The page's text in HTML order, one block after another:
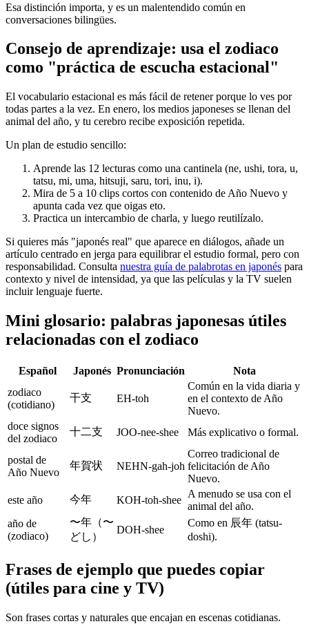
Esa distinción importa, y es un malentendido común en
conversaciones bilingües.
Consejo de aprendizaje: usa el zodiaco
como "práctica de escucha estacional"
El vocabulario estacional es más fácil de retener porque lo ves por
todas partes a la vez. En enero, los medios japoneses se llenan del
animal del año, y tu cerebro recibe exposición repetida.
Un plan de estudio sencillo:
Aprende las 12 lecturas como una cantinela (ne, ushi, tora, u,
tatsu, mi, uma, hitsuji, saru, tori, inu, i).
Mira de 5 a 10 clips cortos con contenido de Año Nuevo y
apunta cada vez que oigas eto.
Practica un intercambio de charla, y luego reutilízalo.
Si quieres más "japonés real" que aparece en diálogos, añade un
artículo centrado en jerga para equilibrar el estudio formal, pero con
responsabilidad. Consulta nuestra guía de palabrotas en japonés para
contexto y nivel de intensidad, ya que las películas y la TV suelen
incluir lenguaje fuerte.
Mini glosario: palabras japonesas útiles
relacionadas con el zodiaco
Español Japonés Pronunciación
Nota
zodiaco
(cotidiano)
干支 EH-toh
Común en la vida diaria y
en el contexto de Año
Nuevo.
doce signos
del zodiaco
十二支 JOO-nee-shee Más explicativo o formal.
postal de
Año Nuevo
年賀状 NEHN-gah-joh
Correo tradicional de
felicitación de Año
Nuevo.
este año
今年 KOH-toh-shee
A menudo se usa con el
animal del año.
año de
(zodiaco)
〜年（〜
どし）
DOH-shee
Como en 辰年 (tatsu-
doshi).
Frases de ejemplo que puedes copiar
(útiles para cine y TV)
Son frases cortas y naturales que encajan en escenas cotidianas.